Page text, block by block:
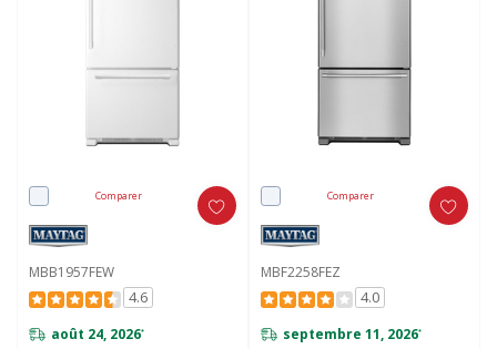
Comparer
MBB1957FEW
4.6
août 24, 2026*
Comparer
MBF2258FEZ
4.0
septembre 11, 2026*